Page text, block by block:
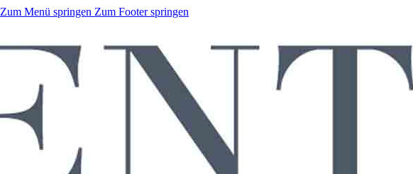
Zum Menü springen Zum Footer springen